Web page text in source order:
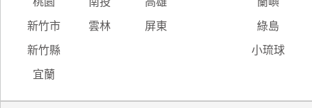
新竹市 雲林 屏東 綠島
新竹縣 小琉球
宜蘭